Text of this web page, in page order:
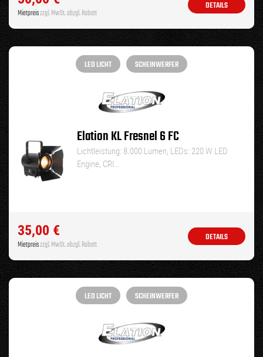
Mietpreiszzgl. MwSt. abzgl. Rabatt
DETAILS
LED LICHT SCHEINWERFER
Elation KL Fresnel 6 FC
Lichtleistung: 8.000 Lumen, LEDs: 220 W LED
Engine, CRI…
35,00 €
Mietpreiszzgl. MwSt. abzgl. Rabatt
DETAILS
LED LICHT SCHEINWERFER